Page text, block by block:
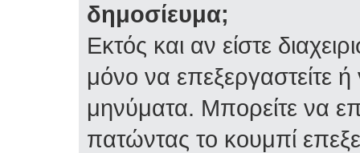
δημοσίευμα;
Εκτός και αν είστε
μόνο να επεξεργαστείτε
μηνύματα. Μπορείτε να
πατώντας το κουμπί